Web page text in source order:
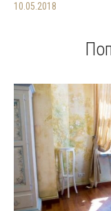
10.05.2018